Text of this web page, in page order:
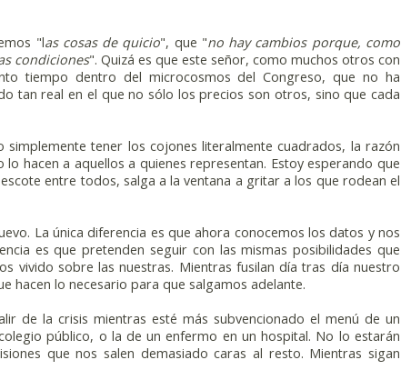
"las cosas de quicio", que "no hay cambios porque, como
condiciones". Quizá es que este señor, como muchos otros con
tiempo dentro del microcosmos del Congreso, que no ha
tan real en el que no sólo los precios son otros, sino que cada
tener los cojones literalmente cuadrados, la razón
hacen a aquellos a quienes representan. Estoy esperando que
entre todos, salga a la ventana a gritar a los que rodean el
La única diferencia es que ahora conocemos los datos y nos
es que pretenden seguir con las mismas posibilidades que
vivido sobre las nuestras. Mientras fusilan día tras día nuestro
hacen lo necesario para que salgamos adelante.
de la crisis mientras esté más subvencionado el menú de un
público, o la de un enfermo en un hospital. No lo estarán
que nos salen demasiado caras al resto. Mientras sigan